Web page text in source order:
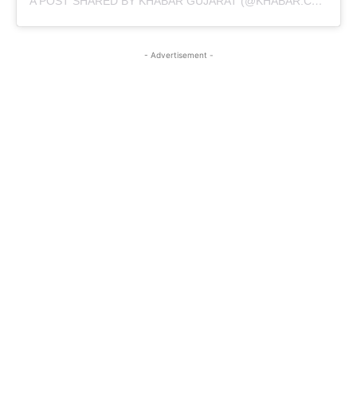
- Advertisement -